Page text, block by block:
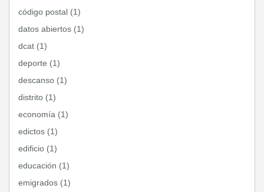
código postal (1)
datos abiertos (1)
dcat (1)
deporte (1)
descanso (1)
distrito (1)
economía (1)
edictos (1)
edificio (1)
educación (1)
emigrados (1)